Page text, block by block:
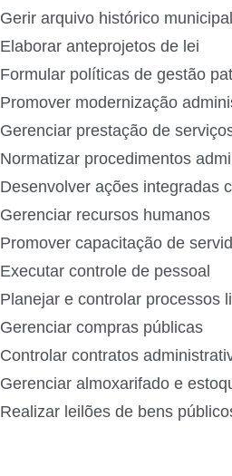
Gerir arquivo histórico municipal
Elaborar anteprojetos de lei
Formular políticas de gestão
Promover modernização
Gerenciar prestação de
Normatizar procedimentos
Desenvolver ações integradas
Gerenciar recursos humanos
Promover capacitação de
Executar controle de pessoal
Planejar e controlar processos
Gerenciar compras públicas
Controlar contratos
Gerenciar almoxarifado e
Realizar leilões de bens